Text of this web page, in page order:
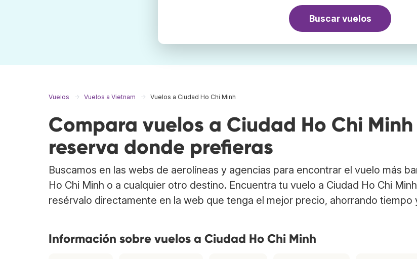
Buscar vuelos
Vuelos Vuelos a Vietnam Vuelos a Ciudad Ho Chi Minh
Compara vuelos a Ciudad Ho Chi
reserva donde prefieras
Buscamos en las webs de aerolíneas y agencias para encontrar el vuelo más
Ho Chi Minh o a cualquier otro destino. Encuentra tu vuelo a Ciudad Ho Chi
resérvalo directamente en la web que tenga el mejor precio, ahorrando tiempo
Información sobre vuelos a Ciudad Ho Chi Minh